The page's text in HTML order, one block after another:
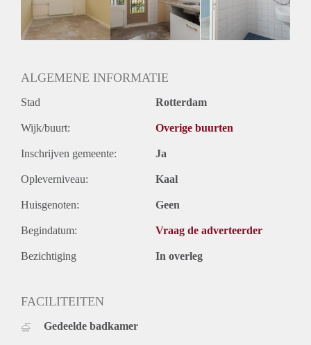
Geslacht huisgenoten: Gemengd
ALGEMENE INFORMATIE
Stad Rotterdam
Wijk/buurt: Overige buurten
Inschrijven gemeente: Ja
Opleverniveau: Kaal
Huisgenoten: Geen
Begindatum: Vraag de adverteerder
Bezichtiging In overleg
FACILITEITEN
Gedeelde badkamer